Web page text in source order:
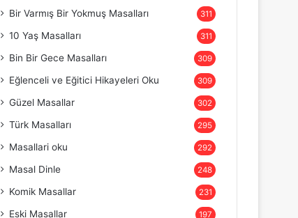
Bir Varmış Bir Yokmuş Masalları 311
10 Yaş Masalları 311
Bin Bir Gece Masalları 309
Eğlenceli ve Eğitici Hikayeleri Oku 309
Güzel Masallar 302
Türk Masalları 295
Masallari oku 292
Masal Dinle 248
Komik Masallar 231
Eski Masallar 197